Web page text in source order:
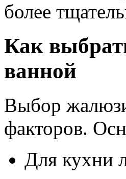
более
Как
ванной
Выбор
факторов.
Для кухни